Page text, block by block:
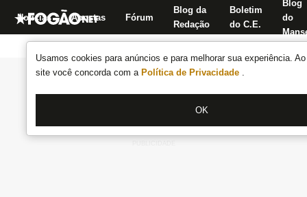
Usamos cookies para anúncios e para melhorar sua experiência.
site você concorda com a Política de Privacidade .
OK
Notícias Apostas Fórum
Blog da
Redação
Boletim
do C.E.
Blog
do